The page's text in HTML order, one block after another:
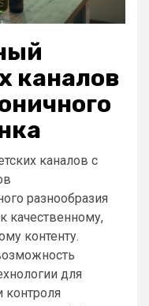
каналов
каналов с
разнообразия
качественному,
контенту.
для
контроля